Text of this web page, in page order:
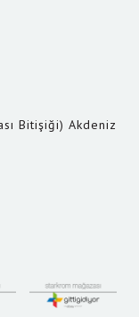
Bitişiği) Akdeniz